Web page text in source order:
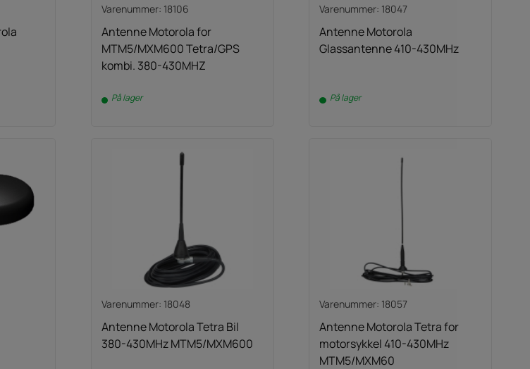
Varenummer: 18106
Antenne Motorola for
MTM5/MXM600 Tetra/GPS
kombi. 380-430MHZ
På lager
Varenummer: 18047
Antenne Motorola
Glassantenne 410-430MHz
På lager
Varenummer: 18048
Antenne Motorola Tetra Bil
380-430MHz MTM5/MXM600
Varenummer: 18057
Antenne Motorola Tetra for
motorsykkel 410-430MHz
MTM5/MXM60